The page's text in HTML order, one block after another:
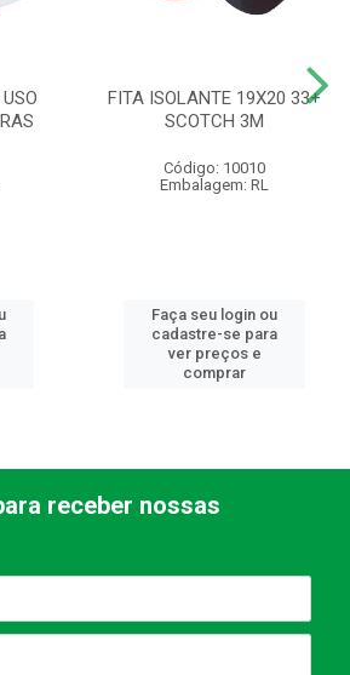
FITA ISOLANTE 19X20 33+
SCOTCH 3M
Código: 10010
Embalagem: RL
Faça seu login ou
cadastre-se para
ver preços e
comprar
receber nossas